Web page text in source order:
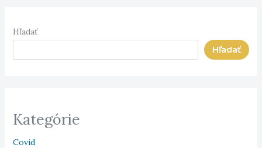
Hľadať
Hľadať
Kategórie
Covid